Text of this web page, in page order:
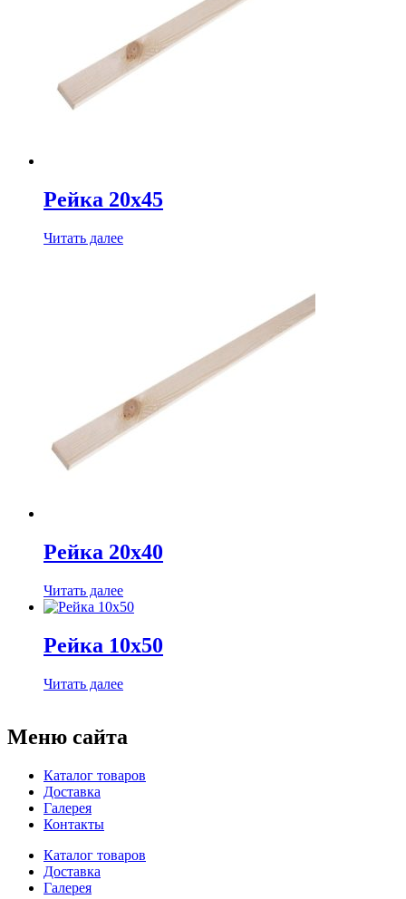
Рейка 20х45
Читать далее
Рейка 20х40
Читать далее
Рейка 10х50
Читать далее
Меню сайта
Каталог товаров
Доставка
Галерея
Контакты
Каталог товаров
Доставка
Галерея